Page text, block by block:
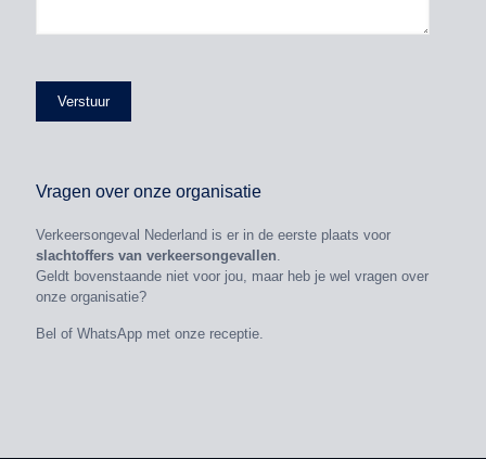
Vragen over onze organisatie
Verkeersongeval Nederland is er in de eerste plaats voor
slachtoffers van verkeersongevallen
Geldt bovenstaande niet voor jou, maar heb je wel vragen over
onze organisatie?
Bel of WhatsApp met onze receptie.